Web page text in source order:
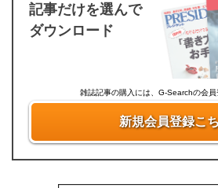
記事だけを選んで
ダウンロード
雑誌記事の購入には、G-Searchの会
新規会員登録こ